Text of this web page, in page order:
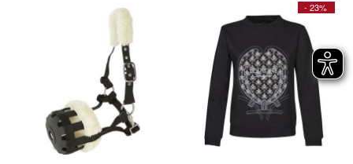
- 23%